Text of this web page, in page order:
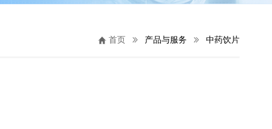
首页 产品与服务 中药饮片